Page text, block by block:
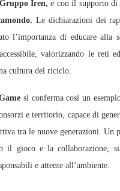
Gruppo Iren, e con il supporto di
Le dichiarazioni dei
l’importanza di educare alla
valorizzando le reti
cultura del riciclo.
si conferma così un
e territorio, capace di
tra le nuove generazioni. Un
il gioco e la collaborazione,
e attente all’ambiente.